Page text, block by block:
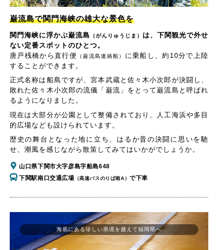
巌流島で関門海峡の雄大な景色を
関門海峡に浮かぶ巌流島 （がんりゅうじま） は、下関観光で外せ
ない定番スポットのひとつ。
唐戸桟橋から直行便
（巌流島連絡船）
に乗船し、約10分で上陸
することができます。
正式名称は船島ですが、宮本武蔵と佐々木小次郎が決闘し、
敗れた佐々木小次郎の流儀「巌流」をとって巌流島と呼ばれ
るようになりました。
現在は大部分が公園として整備されており、人工海浜や多目
的広場なども設けられています。
歴史の舞台となった地に立ち、はるか昔の決闘に思いを馳
せ、潮風を感じながら散策してみてはいかがでしょうか。
山口県下関市大字彦島字船島648
下関駅南口交通広場 （高速バスのりば南A）で下車
海底にある珍しい県境を越えて福岡県へ